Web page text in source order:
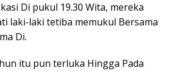
Di pukul 19.30 Wita, mereka
laki-laki tetiba memukul Bersama
Di.
itu pun terluka Hingga Pada